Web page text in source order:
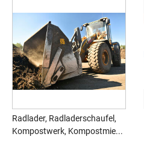
Radlader, Radladerschaufel,
Kompostwerk, Kompostmie...